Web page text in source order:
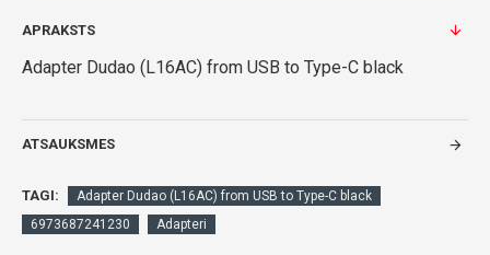
APRAKSTS
Adapter Dudao (L16AC) from USB to Type-C black
ATSAUKSMES
TAGI:
Adapter Dudao (L16AC) from USB to Type-C black
6973687241230
Adapteri